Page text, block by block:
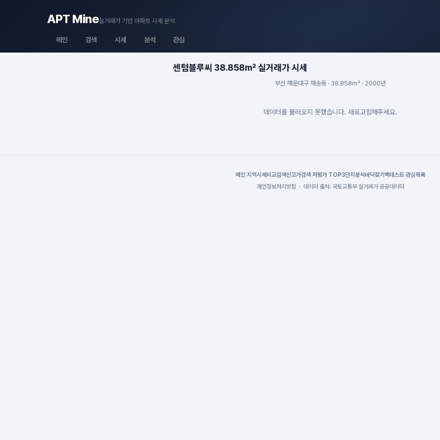
APT Mine실거래가 기반 아파트 시세 분석
메인 검색 시세 분석 관심
센텀블루씨 38.858m² 실거래가 시세
부산 해운대구 재송동 · 38.858m² · 2000년
데이터를 불러오지 못했습니다. 새로고침해주세요.
메인 지역시세 비교검색신고가검색 저평가 TOP3단지분석 바닥찾기 백테스트 관심목록
개인정보처리방침 · 데이터 출처: 국토교통부 실거래가 공공데이터